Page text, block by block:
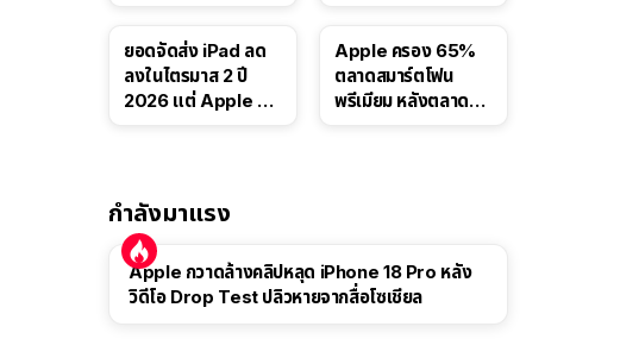
ยอดจัดส่ง iPad ลด
ลงในไตรมาส 2 ปี
2026 แต่ Apple ยัง
Apple ครอง 65%
ตลาดสมาร์ตโฟน
พรีเมียม หลังตลาดทำ
กำลังมาแรง
Apple กวาดล้างคลิปหลุด iPhone 18 Pro หลัง
วิดีโอ Drop Test ปลิวหายจากสื่อโซเชียล